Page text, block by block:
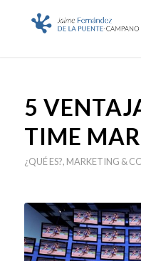
5
TIME
¿QUÉ ES?, MARKETING &